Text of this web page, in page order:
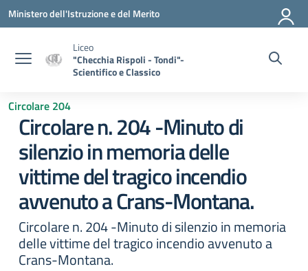
Vai ai contenuti
Vai al menu di navigazione
Vai al footer
Ministero dell'Istruzione e del Merito
Liceo
"Checchia Rispoli - Tondi"-
Scientifico e Classico
Circolare 204
Circolare n. 204 -Minuto di
silenzio in memoria delle
vittime del tragico incendio
avvenuto a Crans-Montana.
Circolare n. 204 -Minuto di silenzio in memoria
delle vittime del tragico incendio avvenuto a
Crans-Montana.